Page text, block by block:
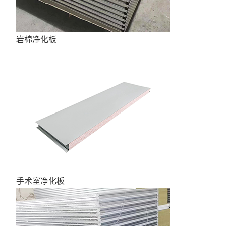
岩棉净化板
手术室净化板